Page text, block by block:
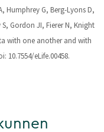
Humphrey G, Berg-Lyons D,
Gordon JI, Fierer N, Knight
with one another and with
10.7554/eLife.00458.